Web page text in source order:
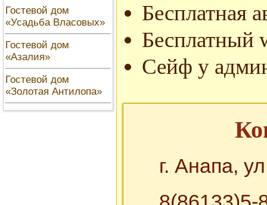
Гостевой дом
«Усадьба Власовых»
Гостевой дом
«Азалия»
Гостевой дом
«Золотая Антилопа»
Бесплатная
Бесплатный
Сейф у
г. Анапа,